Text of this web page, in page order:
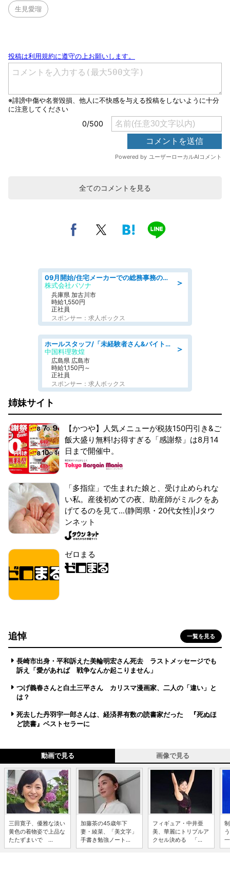
生見愛瑠
全てのコメントを見る
＞
09月開始/住宅メーカーでの総務事務のお仕事/駅近/車通勤可/一般事務/人事労務
株式会社パソナ
兵庫県 加古川市
時給1,550円
正社員
スポンサー：求人ボックス
＞
ホールスタッフ/「未経験者さん&バイトデビューも大歓迎」残業ほぼなし×1日3時間〜勤務OK!フォロー体制も充実/広島県/広島市南区
中国料理敦煌
広島県 広島市
時給1,150円～
正社員
スポンサー：求人ボックス
姉妹サイト
【かつや】人気メニューが税抜150円引き&ご
飯大盛り無料!お得すぎる「感謝祭」は8月14
日まで開催中。
「多指症」で生まれた娘と、受け止められな
い私。産後初めての夜、助産師がミルクをあ
げてるのを見て...(静岡県・20代女性)|Jタウ
ンネット
ゼロまる
追悼 一覧を見る
長崎市出身・平和訴えた美輪明宏さん死去 ラストメッセージでも
訴え「愛があれば 戦争なんか起こりません」
つげ義春さんと白土三平さん カリスマ漫画家、二人の「違い」と
は？
死去した丹羽宇一郎さんは、経済界有数の読書家だった 『死ぬほ
ど読書』ベストセラーに
動画で見る 画像で見る
三田寛子、優雅な淡い
黄色の着物姿で上品な
たたずまいで ...
加藤茶の45歳年下
妻・綾菜、「美文字」
手書き勉強ノート...
フィギュア・中井亜
美、華麗にトリプルア
クセル決める 「...